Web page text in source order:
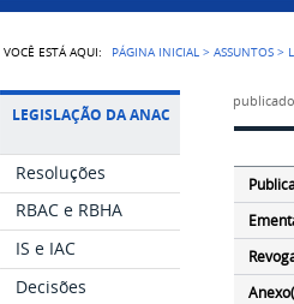
VOCÊ ESTÁ AQUI: PÁGINA INICIAL >ASSUNTOS >
LEGISLAÇÃO DA ANAC
Resoluções
RBAC e RBHA
IS e IAC
Decisões
publicado